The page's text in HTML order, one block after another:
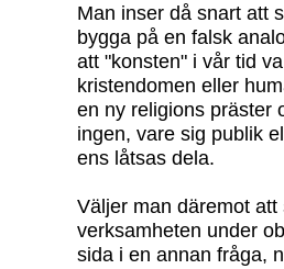
Man inser då snart att
bygga på en falsk
att "konsten" i vår tid
kristendomen eller
en ny religions präster
ingen, vare sig publik
ens låtsas dela.
Väljer man däremot
verksamheten under
sida i en annan fråga,